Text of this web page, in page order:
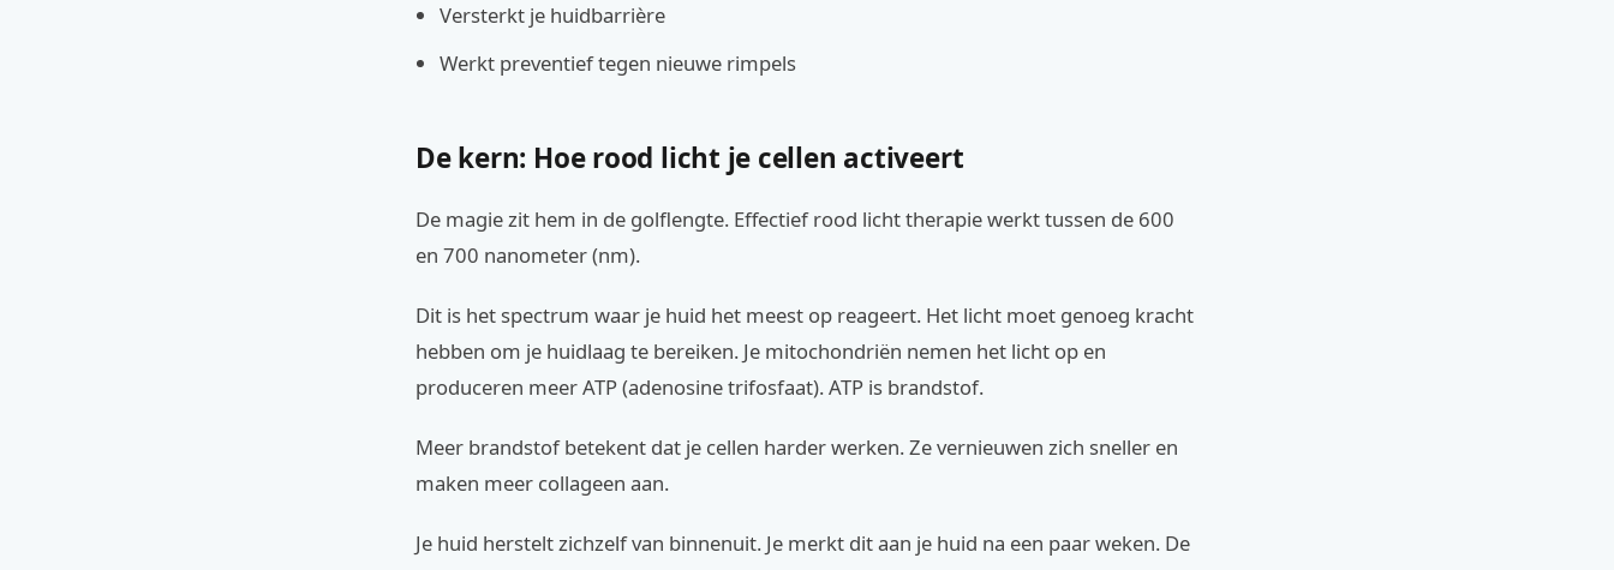
Versterkt je huidbarrière
Werkt preventief tegen nieuwe rimpels
De kern: Hoe rood licht je cellen activeert
De magie zit hem in de golflengte. Effectief rood licht therapie werkt tussen de 600
en 700 nanometer (nm).
Dit is het spectrum waar je huid het meest op reageert. Het licht moet genoeg kracht
hebben om je huidlaag te bereiken. Je mitochondriën nemen het licht op en
produceren meer ATP (adenosine trifosfaat). ATP is brandstof.
Meer brandstof betekent dat je cellen harder werken. Ze vernieuwen zich sneller en
maken meer collageen aan.
Je huid herstelt zichzelf van binnenuit. Je merkt dit aan je huid na een paar weken. De